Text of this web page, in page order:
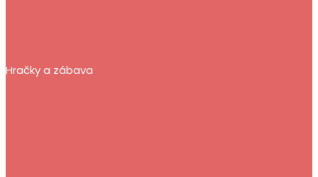
Hračky a zábava